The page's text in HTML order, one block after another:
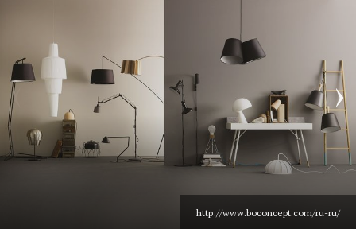
http://www.boconcept.com/ru-ru/